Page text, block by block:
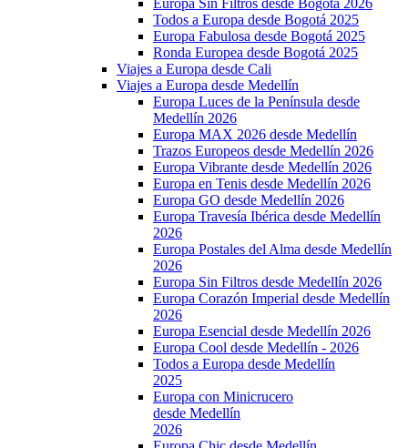
Europa Sin Filtros desde Bogotá 2026
Todos a Europa desde Bogotá 2025
Europa Fabulosa desde Bogotá 2025
Ronda Europea desde Bogotá 2025
Viajes a Europa desde Cali
Viajes a Europa desde Medellín
Europa Luces de la Península desde
Medellín 2026
Europa MAX 2026 desde Medellín
Trazos Europeos desde Medellín 2026
Europa Vibrante desde Medellín 2026
Europa en Tenis desde Medellín 2026
Europa GO desde Medellín 2026
Europa Travesía Ibérica desde Medellín
2026
Europa Postales del Alma desde Medellín
2026
Europa Sin Filtros desde Medellín 2026
Europa Corazón Imperial desde Medellín
2026
Europa Esencial desde Medellín 2026
Europa Cool desde Medellín - 2026
Todos a Europa desde Medellín
2025
Europa con Minicrucero
desde Medellín
2026